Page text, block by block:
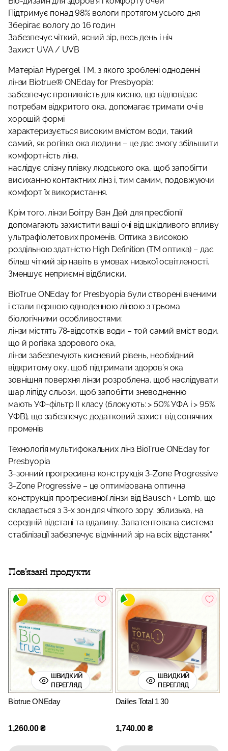
Підтримує понад 98% вологи протягом усього дня
Зберігає вологу до 16 годин
Забезпечує чіткий, ясний зір, весь день і ніч
Захист UVA / UVB
Матеріал Hypergel TM, з якого зроблені одноденні
лінзи Biotrue® ONEday for Presbyopia:
забезпечує проникність для кисню, що відповідає
потребам відкритого ока, допомагає тримати очі в
хорошій формі
характеризується високим вмістом води, такий
самий, як рогівка ока людини – це дає змогу збільшити
комфортність лінз,
наслідує слізну плівку людського ока, щоб запобігти
висиханню контактних лінз і, тим самим, подовжуючи
комфорт їх використання.
Крім того, лінзи Боітру Ван Дей для пресбіопії
допомагають захистити ваші очі від шкідливого впливу
ультрафіолетових променів. Оптика з високою
роздільною здатністю High Definition (TM оптика) – дає
більш чіткий зір навіть в умовах низької освітленості.
Зменшує неприємні відблиски.
BioTrue ONEday for Presbyopia були створені вченими
і стали першою одноденною лінзою з трьома
біологічними особливостями:
лінзи містять 78-відсотків води – той самий вміст води,
що й рогівка здорового ока,
лінзи забезпечують кисневий рівень, необхідний
відкритому оку, щоб підтримати здоров’я ока
зовнішня поверхня лінзи розроблена, щоб наслідувати
шар ліпіду сльози, щоб запобігти зневодненню
мають УФ-фільтр II класу (блокують: > 50% УФА і > 95%
УФВ), що забезпечує додатковий захист від сонячних
променів
Технологія мультифокальних лінз BioTrue ONEday for
Presbyopia
3-зонний прогресивна конструкція 3-Zone Progressive
3-Zone Progressive – це оптимізована оптична
конструкція прогресивної лінзи від Bausch + Lomb, що
складається з 3-х зон для чіткого зору: зблизька, на
середній відстані та вдалину. Запатентована система
стабілізації забезпечує відмінний зір на всіх відстанях.”
Пов'язані продукти
ШВИДКИЙ
ПЕРЕГЛЯД
Biotrue ONEday
1,260.00₴
ШВИДКИЙ
ПЕРЕГЛЯД
Dailies Total 1 30
1,740.00 ₴